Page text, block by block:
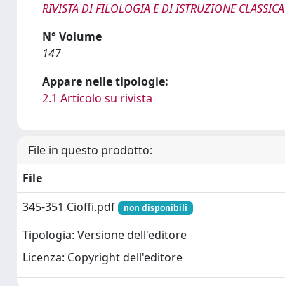
RIVISTA DI FILOLOGIA E DI ISTRUZIONE CLASSICA
N° Volume
147
Appare nelle tipologie:
2.1 Articolo su rivista
File in questo prodotto:
File
345-351 Cioffi.pdf
non disponibili
Tipologia: Versione dell'editore
Licenza: Copyright dell'editore